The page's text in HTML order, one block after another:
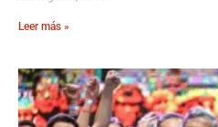
Leer más »